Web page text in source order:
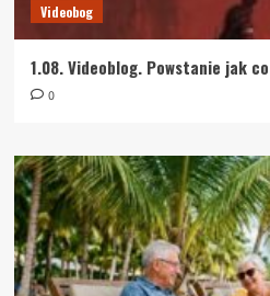
Videobog
1.08. Videoblog. Powstanie jak
0